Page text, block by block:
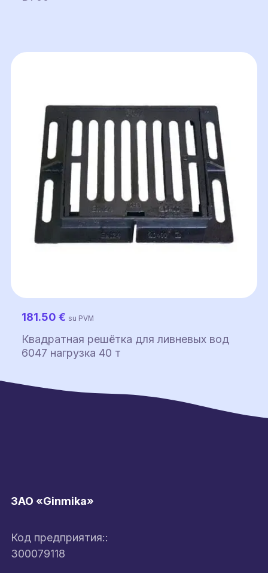
181.50 € su PVM
Квадратная решётка для ливневых вод
6047 нагрузка 40 т
ЗАО «Ginmika»
Код предприятия::
300079118